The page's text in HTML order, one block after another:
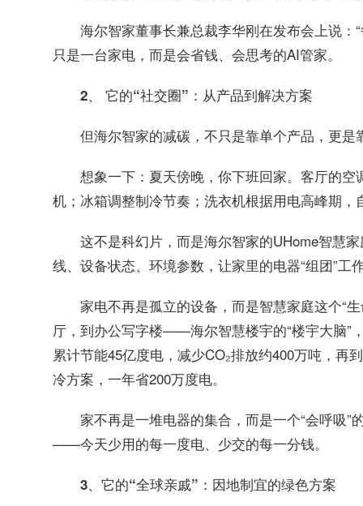
海尔智家董事长兼总裁李华刚在发布会上说
只是一台家电，而是会省钱、会思考的AI管家。
2、 它的“社交圈”：从产品到解决方案
但海尔智家的减碳，不只是靠单个产品，更是
想象一下：夏天傍晚，你下班回家。客厅的
机；冰箱调整制冷节奏；洗衣机根据用电高峰期，
这不是科幻片，而是海尔智家的UHome智慧
线、设备状态、环境参数，让家里的电器“组团”工
家电不再是孤立的设备，而是智慧家庭这个“
厅，到办公写字楼——海尔智慧楼宇的“楼宇大脑”
累计节能45亿度电，减少CO₂排放约400万吨，
冷方案，一年省200万度电。
家不再是一堆电器的集合，而是一个“会呼吸
——今天少用的每一度电、少交的每一分钱。
3、它的“全球亲戚”：因地制宜的绿色方案